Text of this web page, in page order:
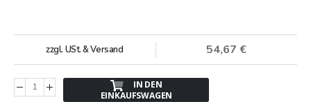
54,67 €
zzgl. USt. & Versand
IN DEN
EINKAUFSWAGEN